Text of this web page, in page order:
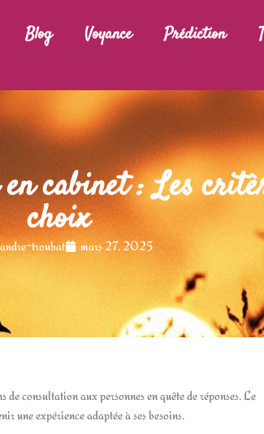
Blog Voyance Prédiction
cabinet : Les
choix
troubat mars 27, 2025
consultation aux personnes en quête de réponses. Le
une expérience adaptée à ses besoins.